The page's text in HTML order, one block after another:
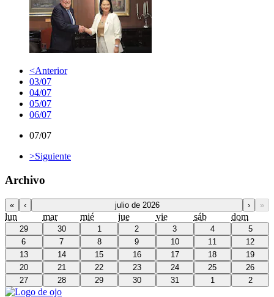
<Anterior
03/07
04/07
05/07
06/07
07/07
>Siguiente
Archivo
« ‹ julio de 2026 › »
lun mar mié jue vie sáb dom
29 30 1 2 3 4
5
6
7 8 9 10 11
12
13
14 15 16 17 18
19
20
21 22 23 24 25
26
27
28 29 30 31 1 2